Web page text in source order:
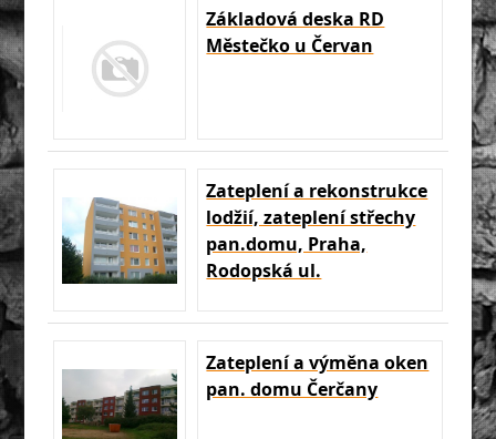
Základová deska RD
Městečko u Červan
Zateplení a rekonstrukce
lodžií, zateplení střechy
pan.domu, Praha,
Rodopská ul.
Zateplení a výměna oken
pan. domu Čerčany